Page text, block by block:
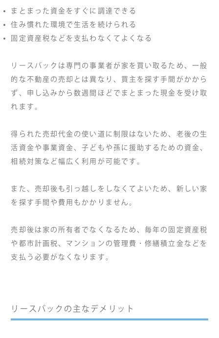
まとまった資金をすぐに調達できる
住み慣れた環境で生活を続けられる
固定資産税などを支払わなくてよくなる
リースバックは専門の事業者が家を買い取るため、一般
的な不動産の売却とは異なり、買主を探す手間がかから
ず、申し込みから数週間ほどでまとまった現金を受け取
れます。
得られた売却代金の使い道に制限はないため、老後の生
活資金や事業資金、子どもや孫に援助するための資金、
相続対策など幅広く利用が可能です。
また、売却後も引っ越しをしなくてよいため、新しい家
を探す手間や費用もかかりません。
売却後は家の所有者でなくなるため、毎年の固定資産税
や都市計画税、マンションの管理費・修繕積立金などを
支払う必要がなくなります。
リースバックの主なデメリット